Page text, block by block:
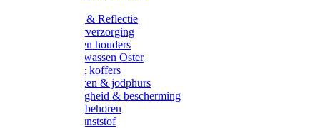
Verlichting & Reflectie
Rapide leerverzorging
Likstenen en houders
Poetsen & wassen Oster
Poetssets & koffers
Ruiter laarzen & jodphurs
Ruiter veiligheid & bescherming
Ruiter - toebehoren
Voerbak kunststof